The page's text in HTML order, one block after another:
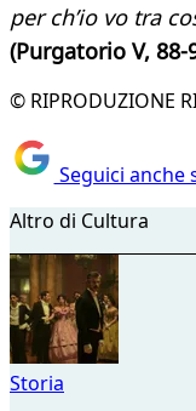
per ch’io vo tra
(Purgatorio V, 88-
© RIPRODUZIONE
Seguici anche
Altro di Cultura
Storia